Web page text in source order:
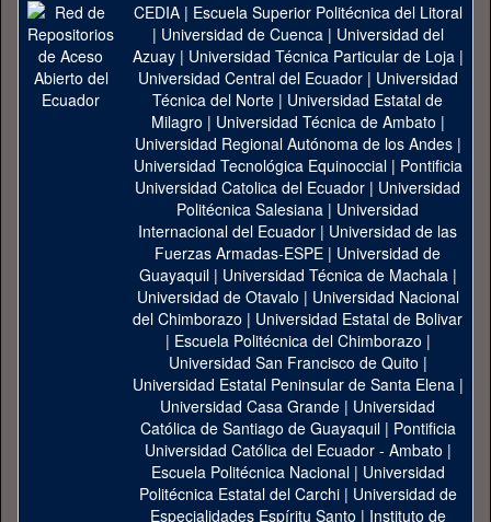
CEDIA| Escuela Superior Politécnica del Litoral
| Universidad de Cuenca| Universidad del
Azuay| Universidad Técnica Particular de Loja|
Universidad Central del Ecuador| Universidad
Técnica del Norte | Universidad Estatal de
Milagro | Universidad Técnica de Ambato |
Universidad Regional Autónoma de los Andes|
Universidad Tecnológica Equinoccial| Pontificia
Universidad Catolica del Ecuador | Universidad
Politécnica Salesiana | Universidad
Internacional del Ecuador | Universidad de las
Fuerzas Armadas-ESPE | Universidad de
Guayaquil| Universidad Técnica de Machala|
Universidad de Otavalo | Universidad Nacional
del Chimborazo | Universidad Estatal de Bolivar
| Escuela Politécnica del Chimborazo |
Universidad San Francisco de Quito |
Universidad Estatal Peninsular de Santa Elena|
Universidad Casa Grande | Universidad
Católica de Santiago de Guayaquil| Pontificia
Universidad Católica del Ecuador - Ambato |
Escuela Politécnica Nacional| Universidad
Politécnica Estatal del Carchi| Universidad de
Especialidades Espíritu Santo | Instituto de